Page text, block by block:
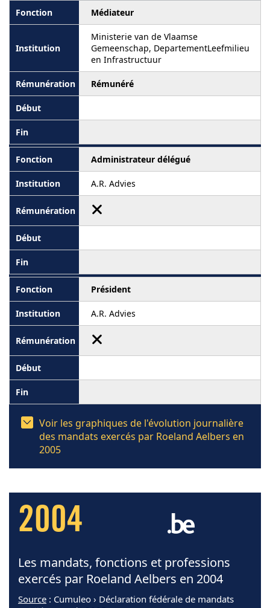
Médiateur
Ministerie van de Vlaamse
Gemeenschap, DepartementLeefmilieu
en Infrastructuur
Rémunéré
Administrateur délégué
A.R. Advies
Président
A.R. Advies
Voir les graphiques de l'évolution journalière
des mandats exercés par Roeland Aelbers en
2005
2004
Les mandats, fonctions et professions
exercés par Roeland Aelbers en 2004
Source : Cumuleo › Déclaration fédérale de mandats